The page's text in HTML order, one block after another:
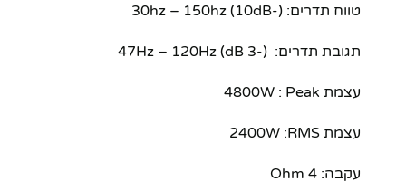
טווח תדרים: (-10dB) 30hz – 150hz
תגובת תדרים: (-3 dB) 47Hz – 120Hz
עצמת 4800W : Peak
עצמת 2400W :RMS
עקבה: 4 Ohm